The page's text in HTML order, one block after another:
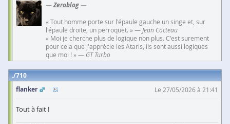
—Zeroblog—
« Tout homme porte sur l'épaule gauche un singe et, sur
l'épaule droite, un perroquet. » —Jean Cocteau
« Moi je cherche plus de logique non plus. C'est surement
pour cela que j'apprécie les Ataris, ils sont aussi logiques
que moi ! » — GT Turbo
710
flanker
Le 27/05/2026 à 21:41
Tout à fait !